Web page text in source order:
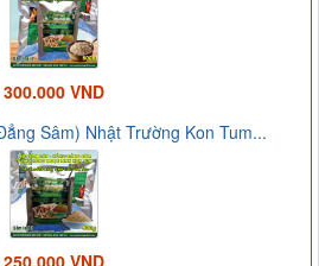
300.000 VND
Sâm) Nhật Trường Kon Tum...
250.000 VND